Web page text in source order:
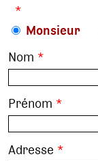
*
Monsieur
Nom *
Prénom *
Adresse *